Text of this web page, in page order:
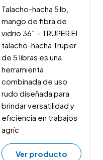
Talacho-hacha 5 lb,
mango de fibra de
vidrio 36″ – TRUPER El
talacho-hacha Truper
de 5 libras es una
herramienta
combinada de uso
rudo diseñada para
brindar versatilidad y
eficiencia en trabajos
agríc
Ver producto